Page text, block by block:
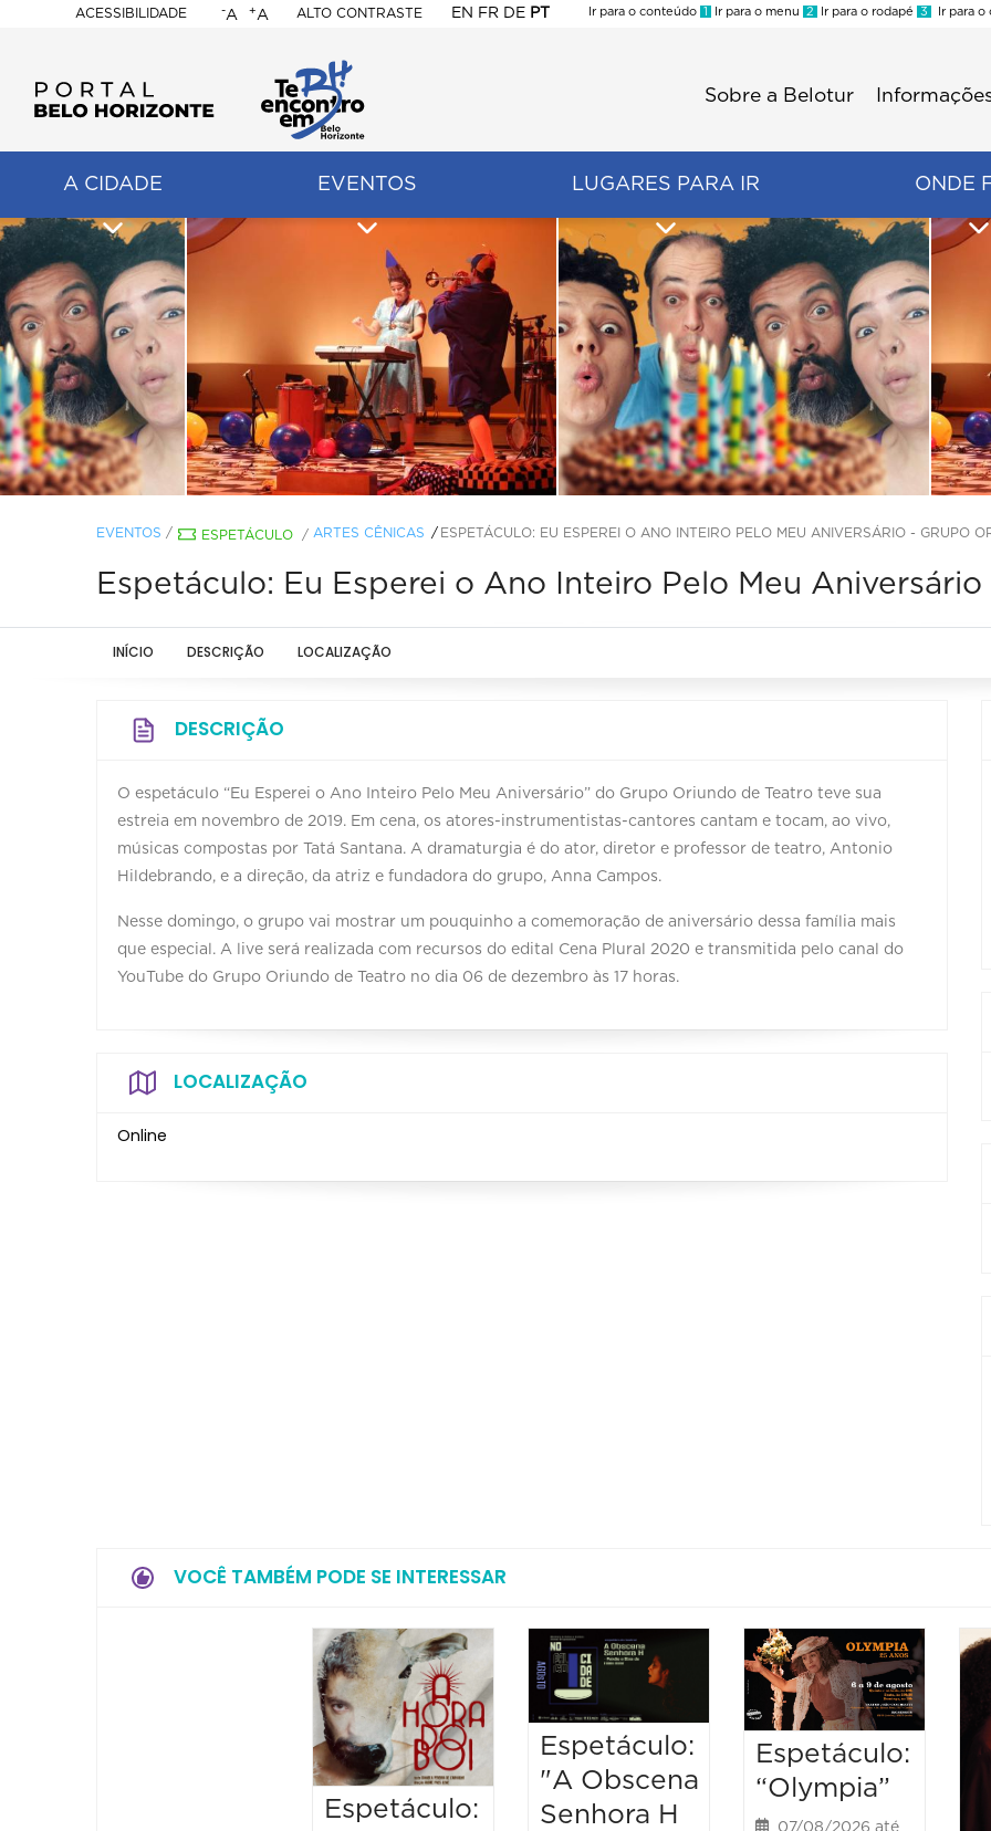
ACESSIBILIDADE
BELO
HORIZONTE
-A +A ALTO CONTRASTE EN FR DE PT
Ir para o conteúdo 1 Ir para o menu 2 Ir para o rodapé 3 Ir para o
Sobre a Belotur
A CIDADE EVENTOS LUGARES PARA IR ONDE
EVENTOS / ESPETÁCULO / ARTES CÊNICAS ESPETÁCULO: EU ESPEREI O ANO INTEIRO PELO MEU ANIVERSÁRIO - GRUPO
Espetáculo: Eu Esperei o Ano Inteiro Pelo Meu
INÍCIO DESCRIÇÃO LOCALIZAÇÃO
DESCRIÇÃO
O espetáculo “Eu Esperei o Ano Inteiro Pelo Meu Aniversário” do Grupo Oriundo de Teatro teve sua
estreia em novembro de 2019. Em cena, os atores-instrumentistas-cantores cantam e tocam, ao vivo,
músicas compostas por Tatá Santana. A dramaturgia é do ator, diretor e professor de teatro, Antonio
Hildebrando, e a direção, da atriz e fundadora do grupo, Anna Campos.
Nesse domingo, o grupo vai mostrar um pouquinho a comemoração de aniversário dessa família mais
que especial. A live será realizada com recursos do edital Cena Plural 2020 e transmitida pelo canal do
YouTube do Grupo Oriundo de Teatro no dia 06 de dezembro às 17 horas.
LOCALIZAÇÃO
Online
VOCÊ TAMBÉM PODE SE INTERESSAR
Espetáculo:
Espetáculo:
"A Obscena
Senhora H
Espetáculo:
“Olympia”
07/08/2026 até